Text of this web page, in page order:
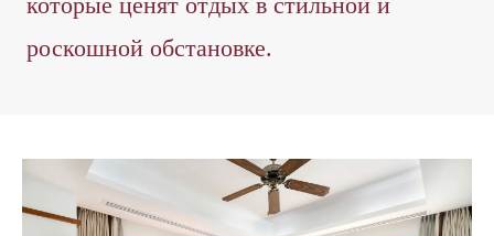
которые ценят отдых в стильной и
роскошной обстановке.